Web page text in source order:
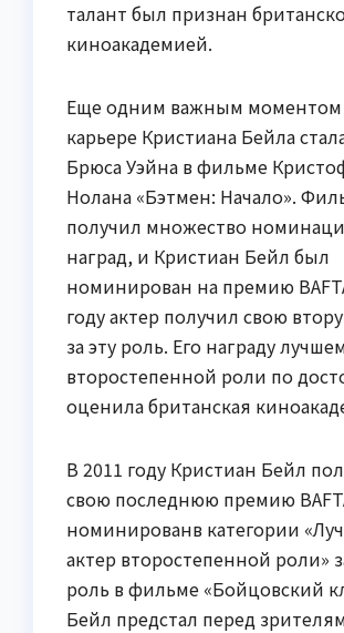
талант был признан
киноакадемией.
Еще одним важным моментом
карьере Кристиана Бейла
Брюса Уэйна в фильме
Нолана «Бэтмен: Начало».
получил множество
наград, и Кристиан Бейл был
номинирован на премию
году актер получил свою
за эту роль. Его награду
второстепенной роли по
оценила британская
В 2011 году Кристиан Бейл
свою последнюю премию
номинированв категории
актер второстепенной роли»
роль в фильме «Бойцовский
Бейл предстал перед